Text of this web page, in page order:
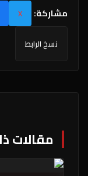
مشاركة: X
نسخ الرابط
مقالات